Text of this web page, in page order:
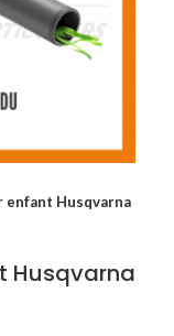
Husqvarna
Husqvarna